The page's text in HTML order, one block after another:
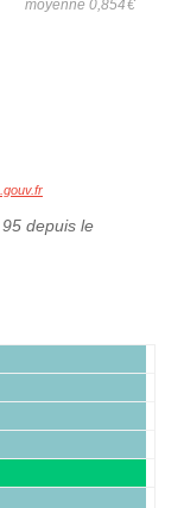
moyenne 0,854€
depuis le